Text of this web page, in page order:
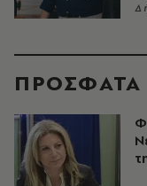
ΠΡΟΣΦΑΤΑ